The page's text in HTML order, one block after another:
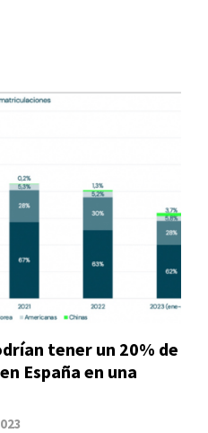
tener un 20% de
España en una